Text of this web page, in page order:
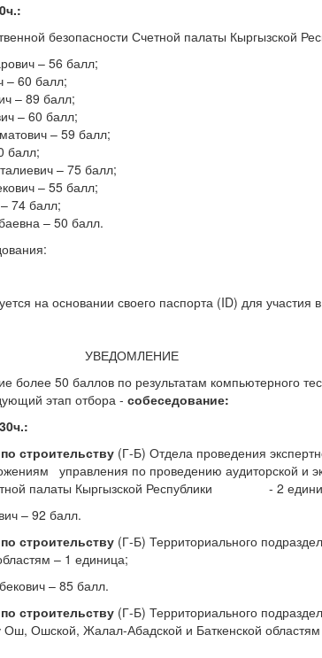
безопасности Счетной палаты Кыргызской
– 56 балл;
– 60 балл;
– 89 балл;
– 60 балл;
– 59 балл;
балл;
– 75 балл;
– 55 балл;
74 балл;
– 50 балл.
на основании своего паспорта (ID) для участия
УВЕДОМЛЕНИЕ
50 баллов по результатам компьютерного
этап отбора - собеседование:
строительству (Г-Б) Отдела проведения
управления по проведению аудиторской и
палаты Кыргызской Республики - 2
– 92 балл.
строительству(Г-Б) Территориального
– 1 единица;
– 85 балл.
строительству(Г-Б) Территориального
Ош, Ошской, Жалал-Абадской и